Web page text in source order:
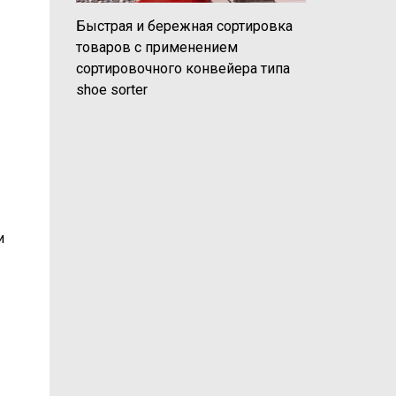
Быстрая и бережная сортировка
товаров с применением
сортировочного конвейера типа
shoe sorter